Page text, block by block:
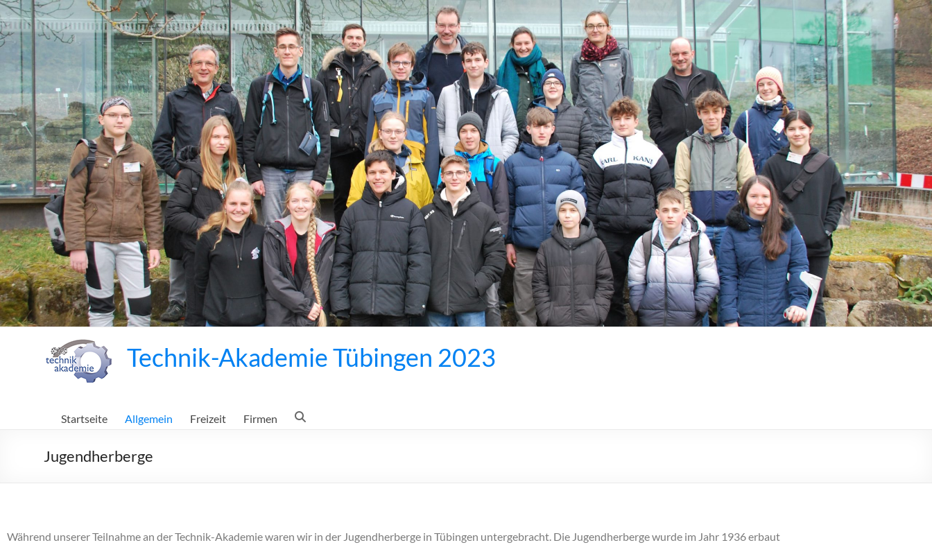
Technik-Akademie Tübingen 2023
Startseite Allgemein Freizeit Firmen
Jugendherberge
Während unserer Teilnahme an der Technik-Akademie waren wir in der Jugendherberge in Tübingen untergebracht. Die Jugendherberge wurde im Jahr 1936 erbaut